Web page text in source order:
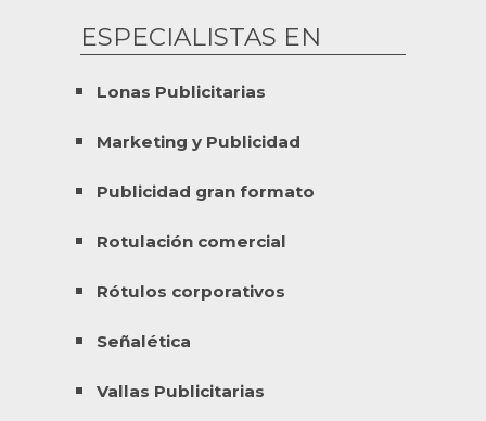
ESPECIALISTAS EN
Lonas Publicitarias
Marketing y Publicidad
Publicidad gran formato
Rotulación comercial
Rótulos corporativos
Señalética
Vallas Publicitarias